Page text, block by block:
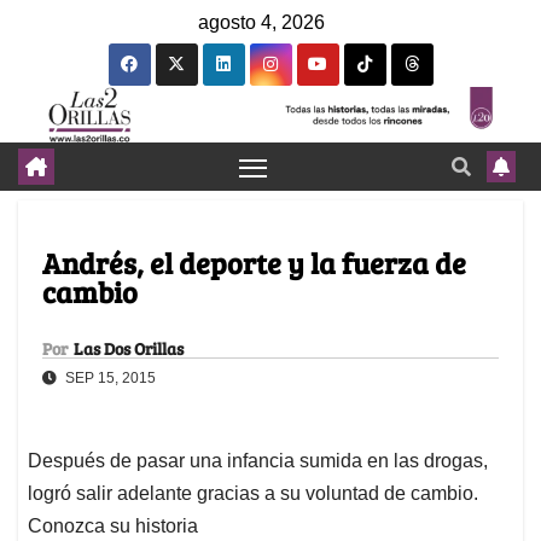
agosto 4, 2026
Andrés, el deporte y la fuerza de
cambio
Por Las Dos Orillas
SEP 15, 2015
Después de pasar una infancia sumida en las drogas,
logró salir adelante gracias a su voluntad de cambio.
Conozca su historia